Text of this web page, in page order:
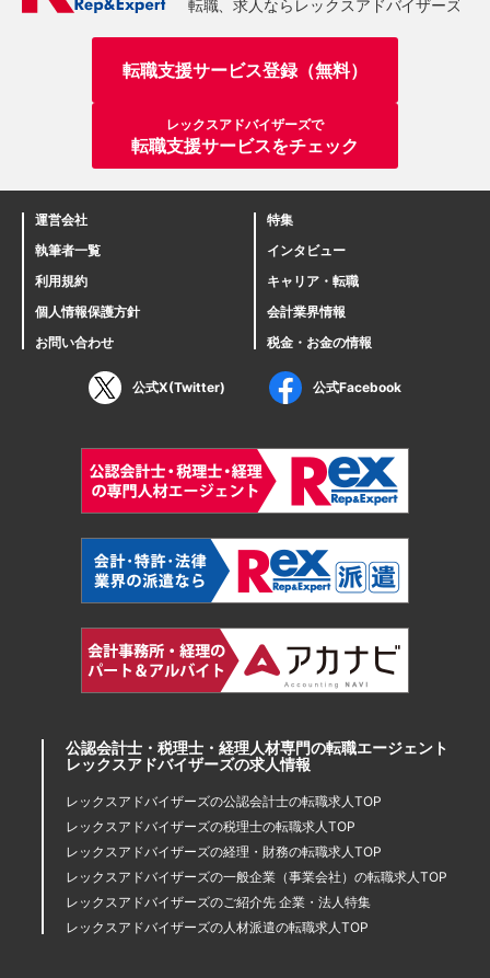
転職支援サービス登録（無料）
レックスアドバイザーズで
転職支援サービスをチェック
運営会社
執筆者一覧
利用規約
個人情報保護方針
お問い合わせ
特集
インタビュー
キャリア・転職
会計業界情報
税金・お金の情報
公式X(Twitter) 公式Facebook
公認会計士・税理士・経理人材専門の転職エージェント
レックスアドバイザーズの求人情報
レックスアドバイザーズの公認会計士の転職求人TOP
レックスアドバイザーズの税理士の転職求人TOP
レックスアドバイザーズの経理・財務の転職求人TOP
レックスアドバイザーズの一般企業（事業会社）の転職求人TOP
レックスアドバイザーズのご紹介先 企業・法人特集
レックスアドバイザーズの人材派遣の転職求人TOP